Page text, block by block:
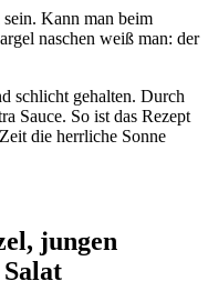
sein. Kann man beim
naschen weiß man: der
schlicht gehalten. Durch
Sauce. So ist das Rezept
die herrliche Sonne
jungen